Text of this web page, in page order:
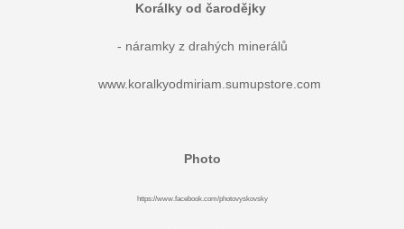
Korálky od čarodějky
- náramky z drahých minerálů
www.koralkyodmiriam.sumupstore.com
Photo
https://www.facebook.com/photovyskovsky